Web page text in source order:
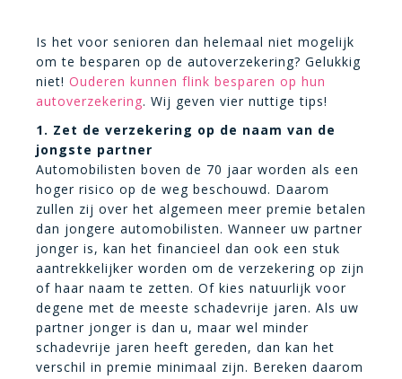
Is het voor senioren dan helemaal niet mogelijk
om te besparen op de autoverzekering? Gelukkig
niet! Ouderen kunnen flink besparen op hun
autoverzekering. Wij geven vier nuttige tips!
1. Zet de verzekering op de naam van de
jongste partner
Automobilisten boven de 70 jaar worden als een
hoger risico op de weg beschouwd. Daarom
zullen zij over het algemeen meer premie betalen
dan jongere automobilisten. Wanneer uw partner
jonger is, kan het financieel dan ook een stuk
aantrekkelijker worden om de verzekering op zijn
of haar naam te zetten. Of kies natuurlijk voor
degene met de meeste schadevrije jaren. Als uw
partner jonger is dan u, maar wel minder
schadevrije jaren heeft gereden, dan kan het
verschil in premie minimaal zijn. Bereken daarom